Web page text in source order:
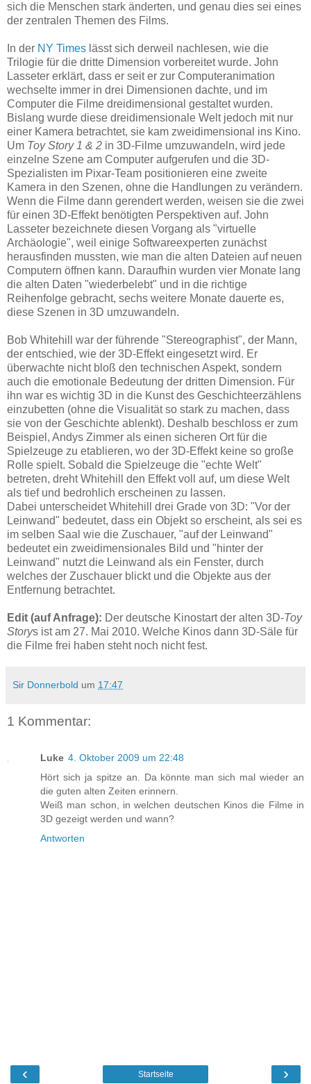
sich die Menschen stark änderten, und genau dies sei eines
der zentralen Themen des Films.
In der NY Times lässt sich derweil nachlesen, wie die
Trilogie für die dritte Dimension vorbereitet wurde. John
Lasseter erklärt, dass er seit er zur Computeranimation
wechselte immer in drei Dimensionen dachte, und im
Computer die Filme dreidimensional gestaltet wurden.
Bislang wurde diese dreidimensionale Welt jedoch mit nur
einer Kamera betrachtet, sie kam zweidimensional ins Kino.
Um Toy Story 1 & 2 in 3D-Filme umzuwandeln, wird jede
einzelne Szene am Computer aufgerufen und die 3D-
Spezialisten im Pixar-Team positionieren eine zweite
Kamera in den Szenen, ohne die Handlungen zu verändern.
Wenn die Filme dann gerendert werden, weisen sie die zwei
für einen 3D-Effekt benötigten Perspektiven auf. John
Lasseter bezeichnete diesen Vorgang als "virtuelle
Archäologie", weil einige Softwareexperten zunächst
herausfinden mussten, wie man die alten Dateien auf neuen
Computern öffnen kann. Daraufhin wurden vier Monate lang
die alten Daten "wiederbelebt" und in die richtige
Reihenfolge gebracht, sechs weitere Monate dauerte es,
diese Szenen in 3D umzuwandeln.
Bob Whitehill war der führende "Stereographist", der Mann,
der entschied, wie der 3D-Effekt eingesetzt wird. Er
überwachte nicht bloß den technischen Aspekt, sondern
auch die emotionale Bedeutung der dritten Dimension. Für
ihn war es wichtig 3D in die Kunst des Geschichteerzählens
einzubetten (ohne die Visualität so stark zu machen, dass
sie von der Geschichte ablenkt). Deshalb beschloss er zum
Beispiel, Andys Zimmer als einen sicheren Ort für die
Spielzeuge zu etablieren, wo der 3D-Effekt keine so große
Rolle spielt. Sobald die Spielzeuge die "echte Welt"
betreten, dreht Whitehill den Effekt voll auf, um diese Welt
als tief und bedrohlich erscheinen zu lassen.
Dabei unterscheidet Whitehill drei Grade von 3D: "Vor der
Leinwand" bedeutet, dass ein Objekt so erscheint, als sei es
im selben Saal wie die Zuschauer, "auf der Leinwand"
bedeutet ein zweidimensionales Bild und "hinter der
Leinwand" nutzt die Leinwand als ein Fenster, durch
welches der Zuschauer blickt und die Objekte aus der
Entfernung betrachtet.
Edit (auf Anfrage): Der deutsche Kinostart der alten 3D-Toy
Storys ist am 27. Mai 2010. Welche Kinos dann 3D-Säle für
die Filme frei haben steht noch nicht fest.
Sir Donnerbold um 17:47
1 Kommentar:
Luke 4. Oktober 2009 um 22:48
Hört sich ja spitze an. Da könnte man sich mal wieder an
die guten alten Zeiten erinnern.
Weiß man schon, in welchen deutschen Kinos die Filme in
3D gezeigt werden und wann?
Antworten
‹ ›
Startseite